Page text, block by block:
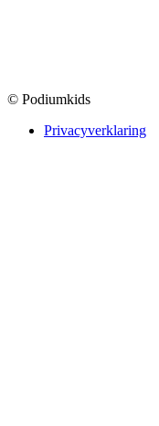
© Podiumkids
Privacyverklaring